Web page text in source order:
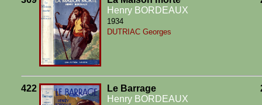
Henry BORDEAUX
1934
DUTRIAC Georges
422
Le Barrage
Henry BORDEAUX